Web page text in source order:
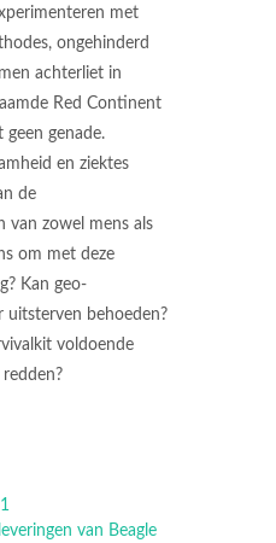
met
ongehinderd
achterliet in
Red Continent
geen genade.
en ziektes
de
van zowel mens als
om met deze
Kan geo-
uitsterven behoeden?
voldoende
van Beagle